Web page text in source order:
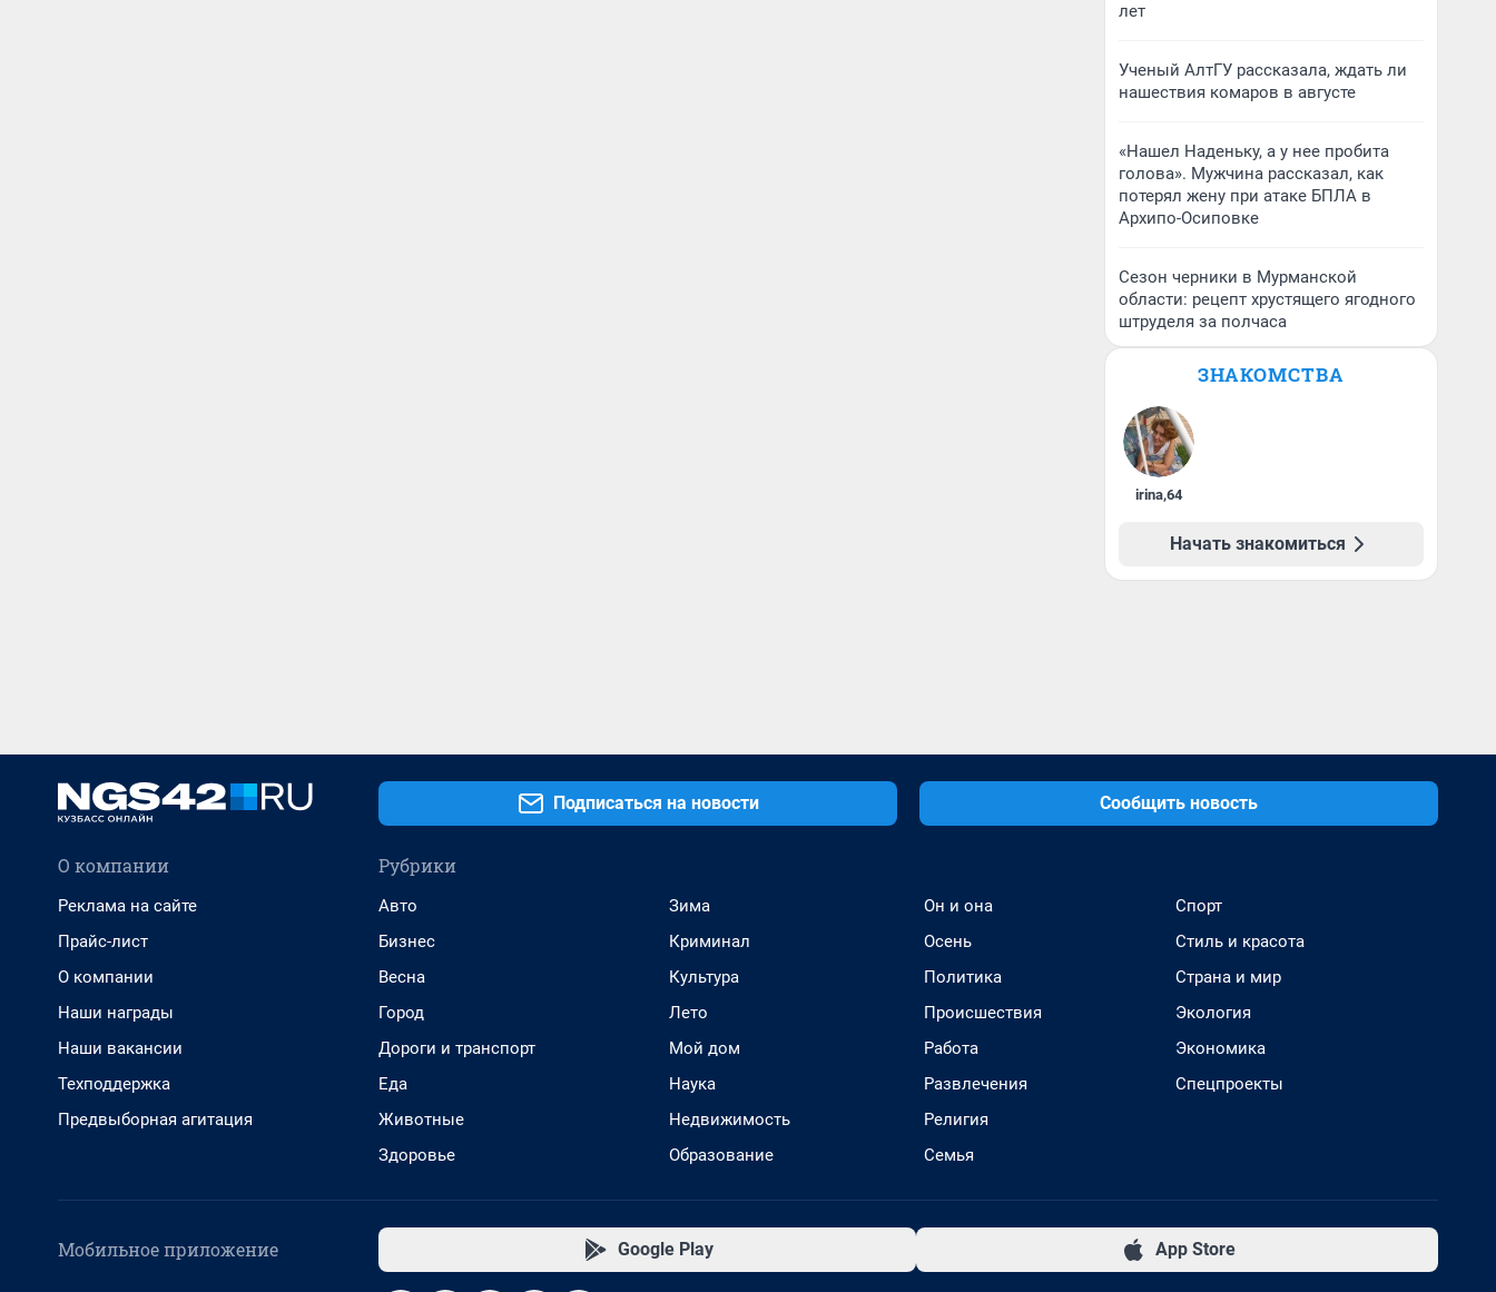
лет
Ученый АлтГУ рассказала, ждать ли
нашествия комаров в августе
«Нашел Наденьку, а у нее пробита
голова». Мужчина рассказал, как
потерял жену при атаке БПЛА в
Архипо-Осиповке
Сезон черники в Мурманской
области: рецепт хрустящего ягодного
штруделя за полчаса
ЗНАКОМСТВА
irina,64
Начать знакомиться
Подписаться на новости Сообщить новость
О компании
Реклама на сайте
Прайс-лист
О компании
Наши награды
Наши вакансии
Техподдержка
Предвыборная агитация
Рубрики
Авто
Бизнес
Весна
Город
Дороги и транспорт
Еда
Животные
Здоровье
Зима
Криминал
Культура
Лето
Мой дом
Наука
Недвижимость
Образование
Он и она
Осень
Политика
Происшествия
Работа
Развлечения
Религия
Семья
Спорт
Стиль и красота
Страна и мир
Экология
Экономика
Спецпроекты
Мобильное приложение Google Play App Store